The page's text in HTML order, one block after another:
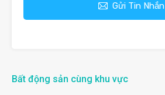
Gửi Tin Nhắn
Bất động sản cùng khu vực